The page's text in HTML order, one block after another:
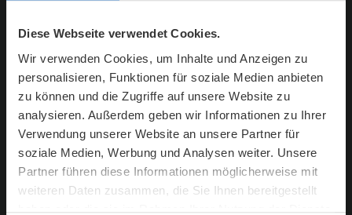
Diese Webseite verwendet Cookies.
Wir verwenden Cookies, um Inhalte und Anzeigen zu
personalisieren, Funktionen für soziale Medien anbieten
zu können und die Zugriffe auf unsere Website zu
analysieren. Außerdem geben wir Informationen zu Ihrer
Verwendung unserer Website an unsere Partner für
soziale Medien, Werbung und Analysen weiter. Unsere
Partner führen diese Informationen möglicherweise mit
weiteren Daten zusammen, die Sie Ihnen bereitgestellt
haben oder die sie im Rahmen Ihrer Nutzung der Dienste
DATENSCHUTZ *
Ich willige ein, dass die ATLANTIC Hotels Management GmbH
meine oben angegebenen personenbezogenen Daten erhebt und
zweckgebunden für die Kontaktanfrage bzw. ggfs. für die
Anmeldung zum Newsletter verarbeitet. Die personenbezogenen
Daten werden lediglich an Dritte weitergeleitet, wenn dies durch ein